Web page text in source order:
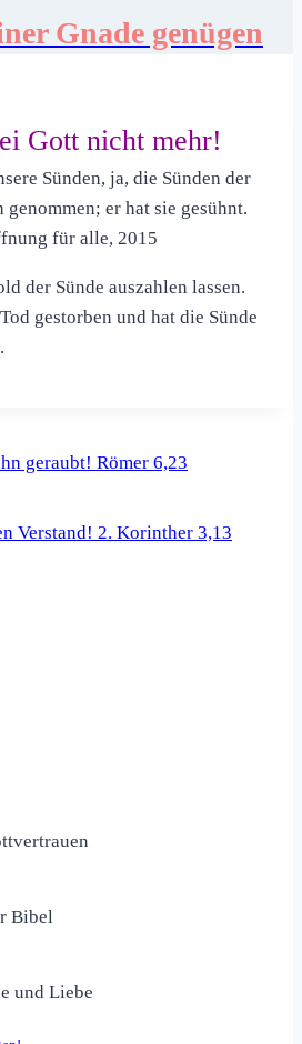
Gnade genügen
Gott nicht mehr!
Sünden, ja, die Sünden der
er hat sie gesühnt.
für alle, 2015
der Sünde auszahlen lassen.
gestorben und hat die Sünde
geraubt! Römer 6,23
Verstand! 2. Korinther 3,13
Bibel
und Liebe